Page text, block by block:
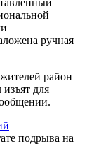
ручная
район
для
подрыва на